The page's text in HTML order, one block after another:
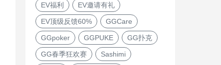
EV福利 EV邀请有礼
EV顶级反馈60% GGCare
GGpoker GGPUKE GG扑克
GG春季狂欢赛 Sashimi